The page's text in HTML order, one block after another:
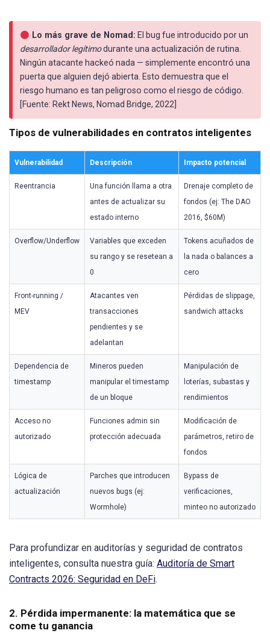
Lo más grave de Nomad: El bug fue introducido por un
desarrollador legítimodurante una actualización de rutina.
Ningún atacante hackeó nada — simplemente encontró una
puerta que alguien dejó abierta. Esto demuestra que el
riesgo humano es tan peligroso como el riesgo de código.
[Fuente: Rekt News, Nomad Bridge, 2022]
Tipos de vulnerabilidades en contratos inteligentes
Vulnerabilidad Descripción Impacto potencial
Reentrancia
Una función llama a otra
antes de actualizar su
estado interno
Drenaje completo de
fondos (ej: The DAO
2016, $60M)
Overflow/Underflow
Variables que exceden
su rango y se resetean a
0
Tokens acuñados de
la nada o balances a
cero
Front-running /
MEV
Atacantes ven
transacciones
pendientes y se
adelantan
Pérdidas de slippage,
sandwich attacks
Dependencia de
timestamp
Mineros pueden
manipular el timestamp
de un bloque
Manipulación de
loterías, subastas y
rendimientos
Acceso no
autorizado
Funciones admin sin
protección adecuada
Modificación de
parámetros, retiro de
fondos
Lógica de
actualización
Parches que introducen
nuevos bugs (ej:
Wormhole)
Bypass de
verificaciones,
minteo no autorizado
Para profundizar en auditorías y seguridad de contratos
inteligentes, consulta nuestra guía: Auditoría de Smart
Contracts 2026: Seguridad en DeFi.
2. Pérdida impermanente: la matemática que se
come tu ganancia